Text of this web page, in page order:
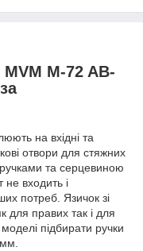
MVM M-72 AB-
на вхідні та
отвори для стяжних
ручками та серцевиною
входить і
потреб. Язичок зі
для правих так і для
підбирати ручки
мм.